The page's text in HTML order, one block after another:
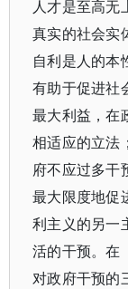
人才是至高无
真实的社会实
自利是人的本
有助于促进社
最大利益，在
相适应的立法
府不应过多干
最大限度地促
利主义的另一
活的干预。在
对政府干预的